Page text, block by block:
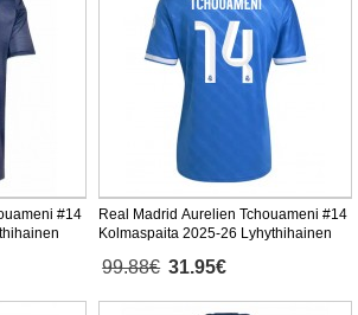
#14
Real Madrid Aurelien Tchouameni #14
Kolmaspaita 2025-26 Lyhythihainen
99.88€ 31.95€